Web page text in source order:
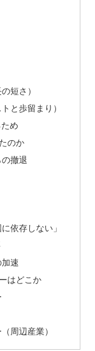
短さ）
と歩留まり）
め
のか
撤退
依存しない」
速
はどこか
周辺産業）